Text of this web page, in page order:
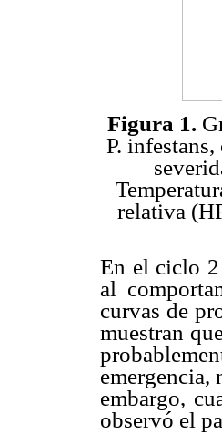
Figura 1.
P.
relativa
En el ciclo 2
al
curvas de
muestran
emergencia,
embargo,
observó el